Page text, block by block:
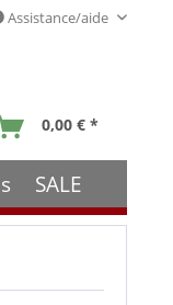
Assistance/aide
0,00 € *
SALE